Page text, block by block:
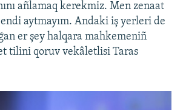
añlamaq kerekmiz. Men zenaat
aytmayım. Andaki iş yerleri de
er şey halqara mahkemeniñ
tilini qoruv vekâletlisi Taras